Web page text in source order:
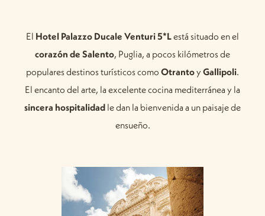
El Hotel Palazzo Ducale Venturi 5*Lestá situado en el
corazón de Salento, Puglia, a pocos kilómetros de
populares destinos turísticos como OtrantoyGallipoli.
El encanto del arte, la excelente cocina mediterránea y la
sincera hospitalidad le dan la bienvenida a un paisaje de
ensueño.